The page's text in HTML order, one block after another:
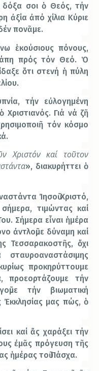
δόξα σοι ὁ Θεός, τήν
ἀξία ἀπό χίλια Κύριε
πονᾶμε.
ἑκούσιους πόνους,
πρός τόν Θεό. Ὁ
ὅτι στενή ἡ πύλη
τήν εὐλογημένη
Γιά νά ζῆ
τόν κόσμο
Χριστόν καί τοῦτον
», διακυρήττει ὁ
Ἰησοῦ Χριστό,
τιμώντας καί
Σήμερα εἶναι ἡμέρα
ἀντλοῦμε δύναμη καί
Τεσσαρακοστῆς, ὄχι
προκηρύττουμε
προεορτάζουμε τήν
τήν βιωματική
μας πώς, ὁ
καί ἄς χαράξει τήν
ἐμᾶς πρόγευση τῆς
ἡμέρας τοῦ Πάσχα.